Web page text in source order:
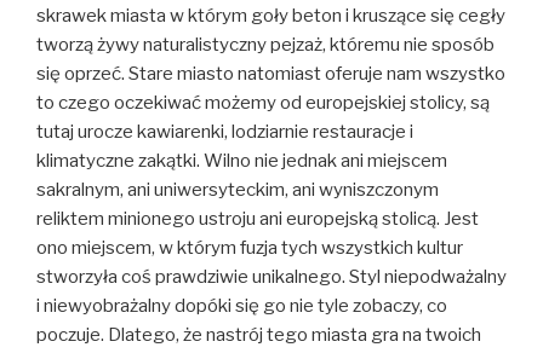
skrawek miasta w którym goły beton i kruszące się cegły
tworzą żywy naturalistyczny pejzaż, któremu nie sposób
się oprzeć. Stare miasto natomiast oferuje nam wszystko
to czego oczekiwać możemy od europejskiej stolicy, są
tutaj urocze kawiarenki, lodziarnie restauracje i
klimatyczne zakątki. Wilno nie jednak ani miejscem
sakralnym, ani uniwersyteckim, ani wyniszczonym
reliktem minionego ustroju ani europejską stolicą. Jest
ono miejscem, w którym fuzja tych wszystkich kultur
stworzyła coś prawdziwie unikalnego. Styl niepodważalny
i niewyobrażalny dopóki się go nie tyle zobaczy, co
poczuje. Dlatego, że nastrój tego miasta gra na twoich